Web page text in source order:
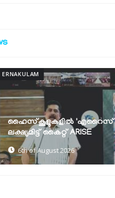
'എറൈസ് ഹബ്ബുകൾ'
കൈറ്റ് ARISE
August 2026